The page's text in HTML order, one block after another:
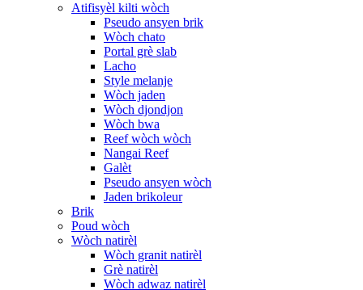
Atifisyèl kilti wòch
Pseudo ansyen brik
Wòch chato
Portal grè slab
Lacho
Style melanje
Wòch jaden
Wòch djondjon
Wòch bwa
Reef wòch wòch
Nangai Reef
Galèt
Pseudo ansyen wòch
Jaden brikoleur
Brik
Poud wòch
Wòch natirèl
Wòch granit natirèl
Grè natirèl
Wòch adwaz natirèl